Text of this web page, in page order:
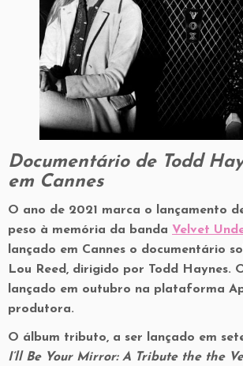
Documentário de Todd
em Cannes
O ano de 2021 marca o lançamento
peso à memória da banda Velvet
lançado em Cannes o documentário
Lou Reed, dirigido por Todd Haynes.
lançado em outubro na plataforma
produtora.
O álbum tributo, a ser lançado em
I’ll Be Your Mirror: A Tribute the the